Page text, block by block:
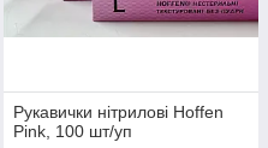
Рукавички нітрилові Hoffen
Pink, 100 шт/уп